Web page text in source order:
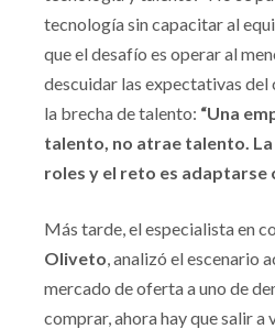
tecnología sin capacitar al
que el desafío es operar al
descuidar las expectativas
la brecha de talento: “Una
talento, no atrae talento.
roles y el reto es adaptarse
Más tarde, el especialista en
Oliveto, analizó el escenario
mercado de oferta a uno de
comprar, ahora hay que salir a